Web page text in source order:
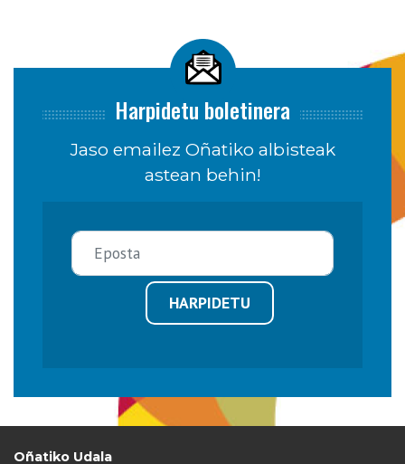
Harpidetu boletinera
Jaso emailez Oñatiko albisteak
astean behin!
HARPIDETU
Oñatiko Udala